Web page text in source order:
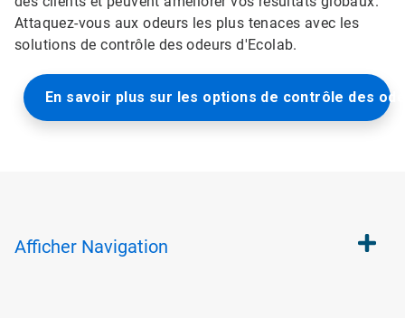
Attaquez-vous aux odeurs les plus tenaces avec les
solutions de contrôle des odeurs d'Ecolab.
En savoir plus sur les options de contrôle des
Afficher Navigation